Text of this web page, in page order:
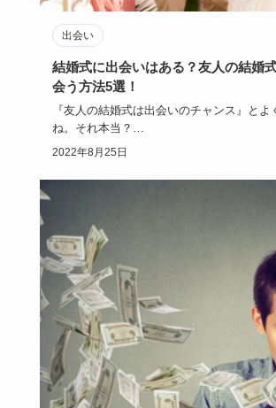
出会い
結婚式に出会いはある？友人の結婚
会う方法5選！
『友人の結婚式は出会いのチャンス』とよ
ね。それ本当？
実際、友人の結婚式が出会いのキッカケだ
2022年8月25日